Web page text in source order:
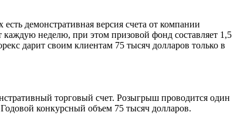
демонстративная версия счета от компании
неделю, при этом призовой фонд составляет 1,5
дарит своим клиентам 75 тысяч долларов только в
торговый счет. Розыгрыш проводится один
конкурсный объем 75 тысяч долларов.